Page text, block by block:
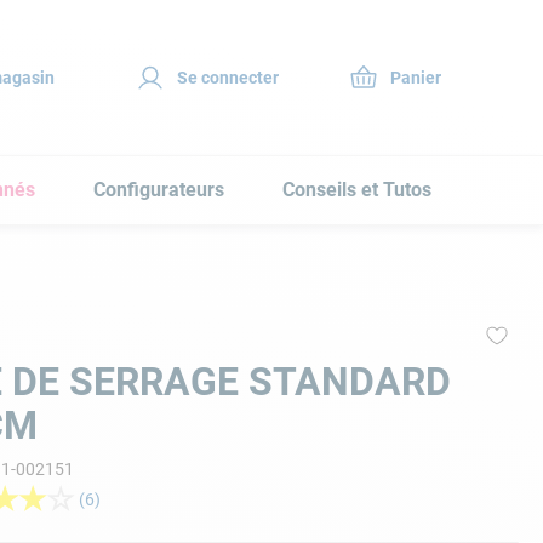
Se connecter
Configurateurs Conseils et Tutos
DE SERRAGE STANDARD
002151
★☆ (6)